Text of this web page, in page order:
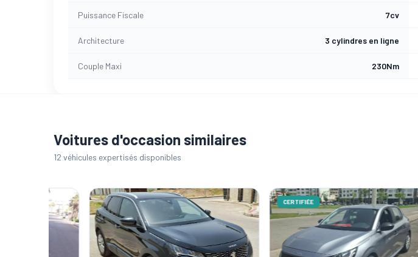
Puissance Fiscale 7cv
Architecture 3 cylindres en ligne
Couple Maxi 230Nm
Voitures d'occasion similaires
12 véhicules expertisés disponibles
CERTIFIÉE